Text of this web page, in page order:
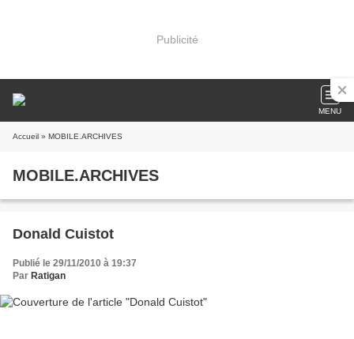
Publicité
MENU
Accueil » MOBILE.ARCHIVES
MOBILE.ARCHIVES
Donald Cuistot
Publié le 29/11/2010 à 19:37
Par Ratigan